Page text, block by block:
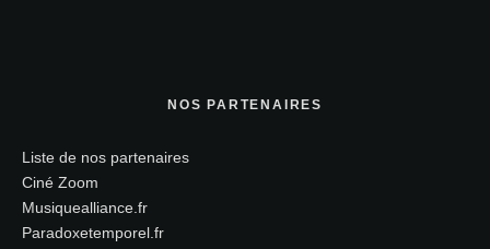
NOS PARTENAIRES
Liste de nos partenaires
Ciné Zoom
Musiquealliance.fr
Paradoxetemporel.fr